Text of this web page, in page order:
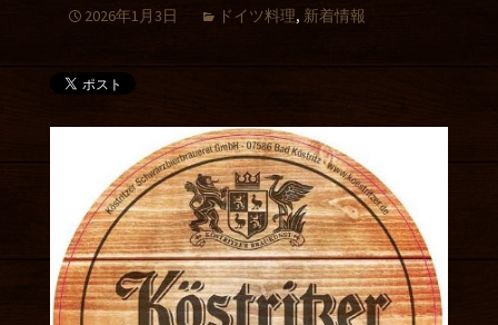
2026年1月3日 ドイツ料理, 新着情報